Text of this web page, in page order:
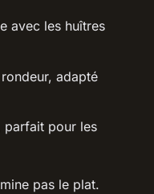
avec les huîtres
adapté
parfait pour les
pas le plat.